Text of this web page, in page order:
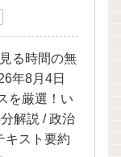
る時間の無
年8月4日
を厳選！い
解説 / 政治
キスト要約